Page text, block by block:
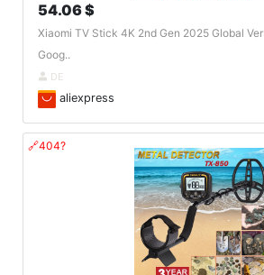
54.06 $
Xiaomi TV Stick 4K 2nd Gen 2025 Global
Goog..
DE
aliexpress
🔗404?